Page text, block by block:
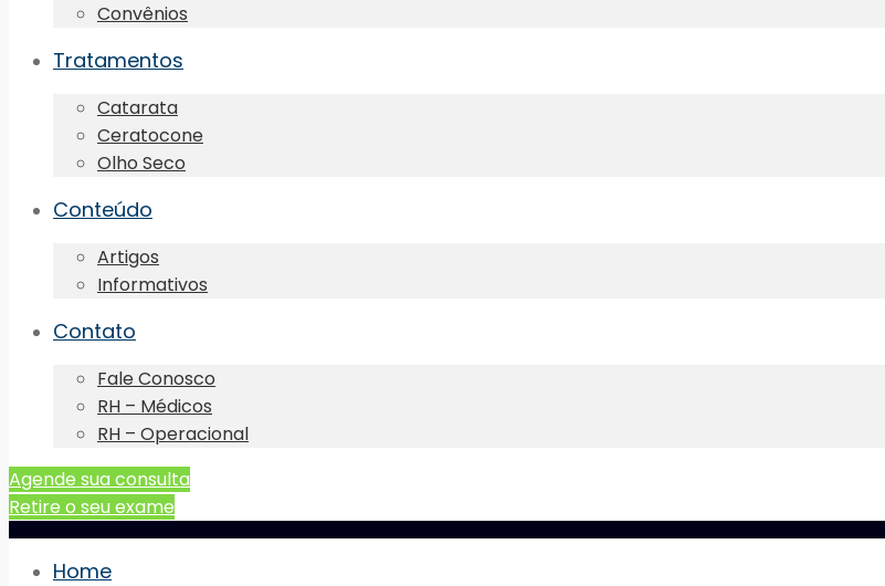
Convênios
Tratamentos
Catarata
Ceratocone
Olho Seco
Conteúdo
Artigos
Informativos
Contato
Fale Conosco
RH – Médicos
RH – Operacional
Agende sua consulta
Retire o seu exame
Home